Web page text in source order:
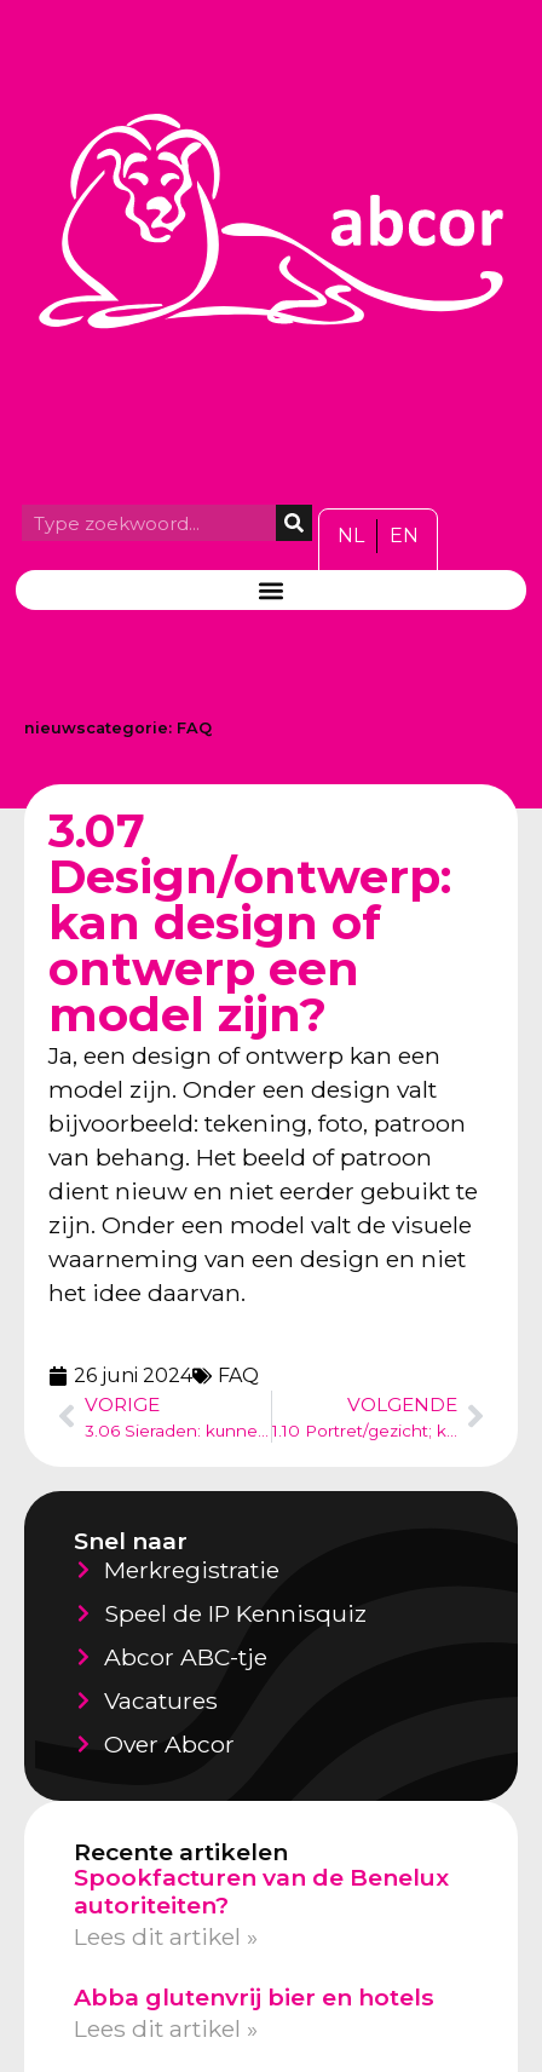
NL EN
nieuwscategorie: FAQ
3.07
Design/ontwerp:
kan design of
ontwerp een
model zijn?
Ja, een design of ontwerp kan een
model zijn. Onder een design valt
bijvoorbeeld: tekening, foto, patroon
van behang. Het beeld of patroon
dient nieuw en niet eerder gebuikt te
zijn. Onder een model valt de visuele
waarneming van een design en niet
het idee daarvan.
26 juni 2024
FAQ
VORIGE
VOLGENDE
1.10 Portret/gezicht; kan een portret een merk zijn?
Snel naar
Merkregistratie
Speel de IP Kennisquiz
Abcor ABC-tje
Vacatures
Over Abcor
Recente artikelen
Spookfacturen van de Benelux
autoriteiten?
Lees dit artikel »
Abba glutenvrij bier en hotels
Lees dit artikel »